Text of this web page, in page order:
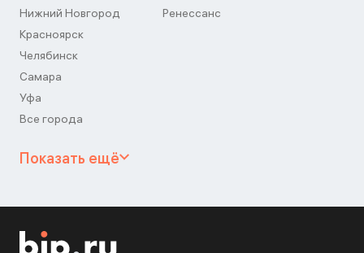
Нижний Новгород
Красноярск
Челябинск
Самара
Уфа
Все города
Ренессанс
Показать ещё